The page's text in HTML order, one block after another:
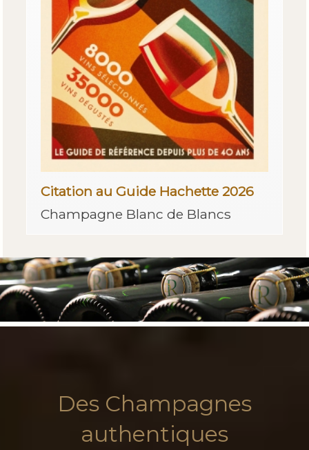
Citation au Guide Hachette 2026
Champagne Blanc de Blancs
Des Champagnes
authentiques